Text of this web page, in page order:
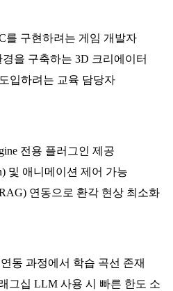
를 구현하려는 게임 개발자
을 구축하는 3D 크리에이터
입하려는 교육 담당자
전용 플러그인 제공
및 애니메이션 제어 가능
연동으로 환각 현상 최소화
동 과정에서 학습 곡선 존재
그십 LLM 사용 시 빠른 한도 소